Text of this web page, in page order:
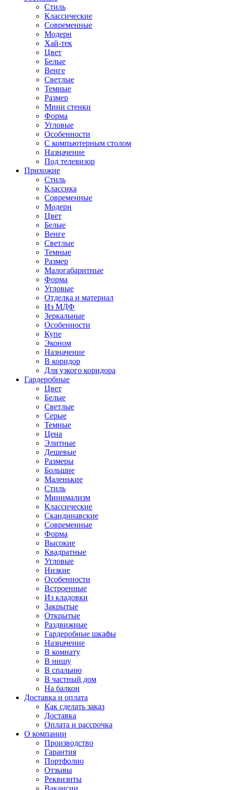
Стиль
Классические
Современные
Модерн
Хай-тек
Цвет
Белые
Венге
Светлые
Темные
Размер
Мини стенки
Форма
Угловые
Особенности
С компьютерным столом
Назначение
Под телевизор
Прихожие
Стиль
Классика
Современные
Модерн
Цвет
Белые
Венге
Светлые
Темные
Размер
Малогабаритные
Форма
Угловые
Отделка и материал
Из МДФ
Зеркальные
Особенности
Купе
Эконом
Назначение
В коридор
Для узкого коридора
Гардеробные
Цвет
Белые
Светлые
Серые
Темные
Цена
Элитные
Дешевые
Размеры
Большие
Маленькие
Стиль
Минимализм
Классические
Скандинавские
Современные
Форма
Высокие
Квадратные
Угловые
Низкие
Особенности
Встроенные
Из кладовки
Закрытые
Открытые
Раздвижные
Гардеробные шкафы
Назначение
В комнату
В нишу
В спальню
В частный дом
На балкон
Доставка и оплата
Как сделать заказ
Доставка
Оплата и рассрочка
О компании
Производство
Гарантия
Портфолио
Отзывы
Реквизиты
Вакансии